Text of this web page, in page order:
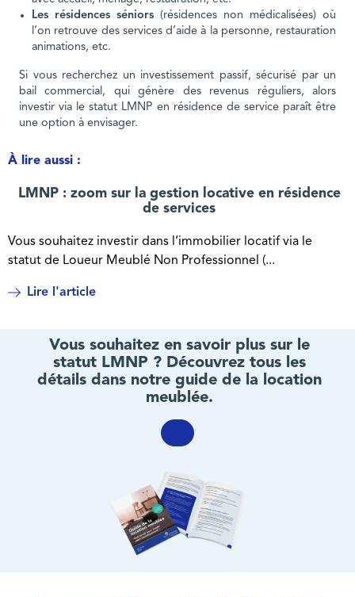
Les résidences séniors (résidences non médicalisées) où
l’on retrouve des services d’aide à la personne, restauration
animations, etc.
Si vous recherchez un investissement passif, sécurisé par un
bail commercial, qui génère des revenus réguliers, alors
investir via le statut LMNP en résidence de service paraît être
une option à envisager.
À lire aussi :
LMNP : zoom sur la gestion locative en résidence
de services
Vous souhaitez investir dans l’immobilier locatif via le
statut de Loueur Meublé Non Professionnel (...
Lire l'article
Vous souhaitez en savoir plus sur le
statut LMNP ? Découvrez tous les
détails dans notre guide de la location
meublée.